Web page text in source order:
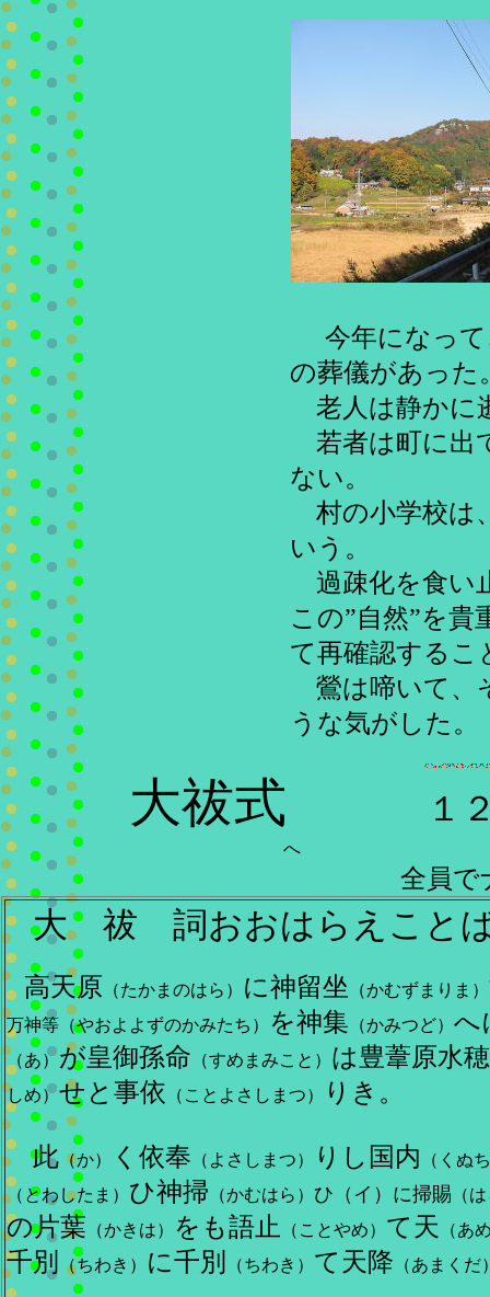
今年になっ
の葬儀があった
老人は静かに
若者は町に出
ない。
村の小学校は
いう。
過疎化を食い
この”自然”を貴
て再確認するこ
鶯は啼いて、
うな気がした。
大祓式 １２
全員で
大 祓 詞おおはらえこと
高天原 （たかまのはら） に神留坐 （かむずまりま）
万神等（やおよよずのかみたち） を神集 （かみつど） へ
（あ）が皇御孫命 （すめまみこと） は豊葦原水
しめ）せと事依 （ことよさしまつ） りき。
此 （か） く依奉 （よさしまつ） りし国内
（くぬ
（とわしたま） ひ神掃 （かむはら） ひ（イ）に掃賜 （
の片葉 （かきは） をも語止 （ことやめ） て天 （あ
千別 （ちわき） に千別 （ちわき） て天降 （あまくだ